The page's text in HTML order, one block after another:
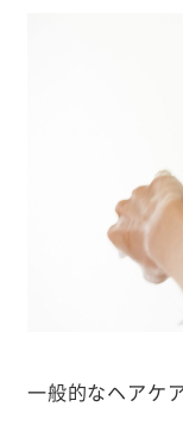
一般的なヘアケ